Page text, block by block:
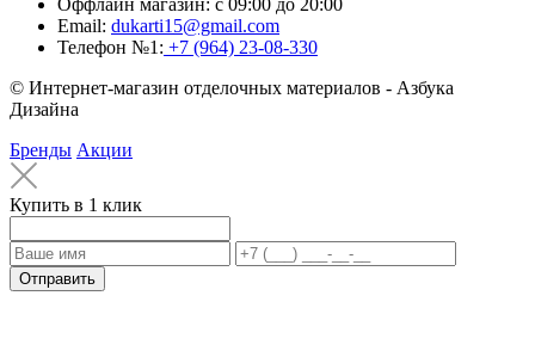
Оффлайн магазин: с 09:00 до 20:00
Email: dukarti15@gmail.com
Телефон №1: +7 (964) 23-08-330
© Интернет-магазин отделочных материалов - Азбука
Дизайна
Бренды Акции
Купить в 1 клик
Отправить